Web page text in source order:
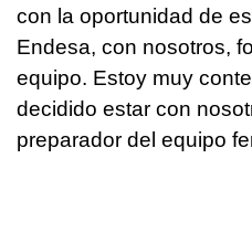
con la oportunidad de
Endesa, con nosotros,
equipo. Estoy muy
decidido estar con
preparador del equipo